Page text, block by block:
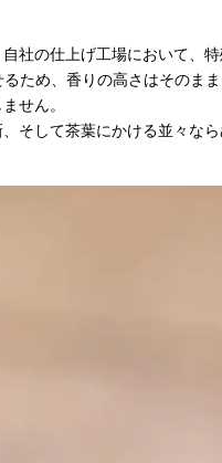
社の仕上げ工場において、
ため、香りの高さはそのま
せん。
そして茶葉にかける並々なら